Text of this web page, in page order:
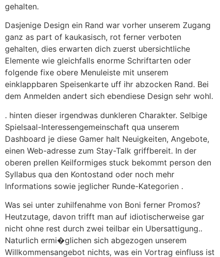
gehalten.
Dasjenige Design ein Rand war vorher unserem Zugang
ganz as part of kaukasisch, rot ferner verboten
gehalten, dies erwarten dich zuerst ubersichtliche
Elemente wie gleichfalls enorme Schriftarten oder
folgende fixe obere Menuleiste mit unserem
einklappbaren Speisenkarte uff ihr abzocken Rand. Bei
dem Anmelden andert sich ebendiese Design sehr wohl.
. hinten dieser irgendwas dunkleren Charakter. Selbige
Spielsaal-Interessengemeinschaft qua unserem
Dashboard je diese Gamer halt Neuigkeiten, Angebote,
einen Web-adresse zum Stay-Talk griffbereit. In der
oberen prellen Keilformiges stuck bekommt person den
Syllabus qua den Kontostand oder noch mehr
Informations sowie jeglicher Runde-Kategorien .
Was sei unter zuhilfenahme von Boni ferner Promos?
Heutzutage, davon trifft man auf idiotischerweise gar
nicht ohne rest durch zwei teilbar ein Ubersattigung..
Naturlich ermi�glichen sich abgezogen unserem
Willkommensangebot nichts, was ein Vortrag einfluss ist